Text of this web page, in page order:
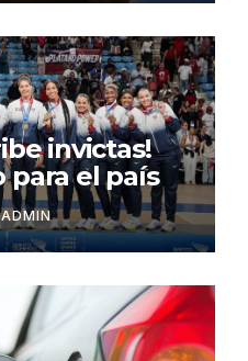
invictas!
para el país
ADMIN